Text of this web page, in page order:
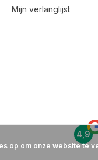
Mijn verlanglijst
4,9
op om onze website te